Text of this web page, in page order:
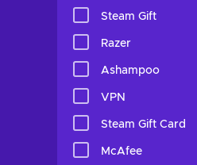
Steam Gift
Razer
Ashampoo
VPN
Steam Gift Card
McAfee